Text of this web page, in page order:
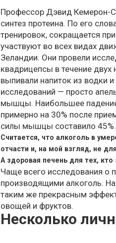
Профессор Дэвид Кемерон-
синтез протеина. По его
тренировок, сокращается
участвуют во всех видах
Зеландии. Они провели
квадрицепсы в течение
выпивали напиток из водки
исследований — просто
мышцы. Наибольшее
примерно на 30% после
силы мышцы составило 45%.
Считается, что алкоголь в
отчасти и, на мой взгляд, не
А здоровая печень для тех, кто
Чаще всего исследования о
производящими алкоголь.
таким же прекрасным
овощей и фруктов.
Несколько